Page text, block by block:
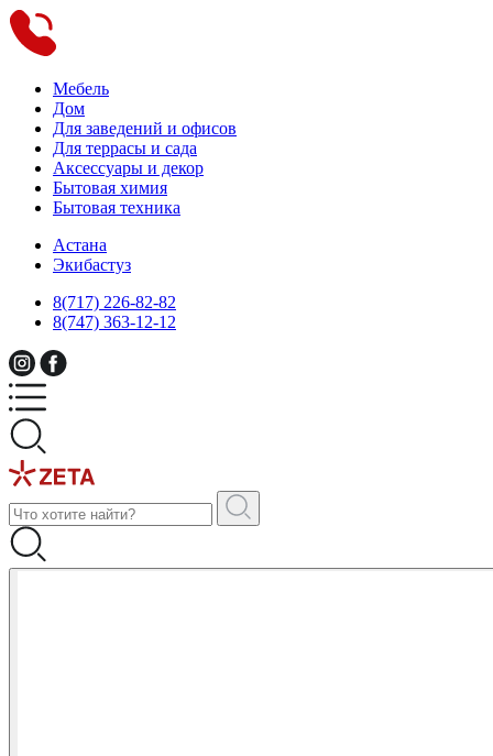
Мебель
Дом
Для заведений и офисов
Для террасы и сада
Аксессуары и декор
Бытовая химия
Бытовая техника
Астана
Экибастуз
8(717) 226-82-82
8(747) 363-12-12